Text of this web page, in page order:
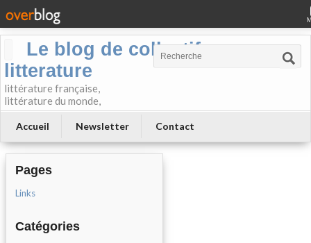
Le blog de collectif-
litterature
littérature française,
littérature du monde,
Accueil Newsletter Contact
Pages
Links
Catégories